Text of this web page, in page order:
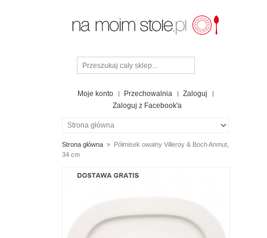
Moje konto Przechowalnia
Zaloguj
Zaloguj z Facebook'a
Strona główna » Półmisek owalny Villeroy & Boch Anmut,
34 cm